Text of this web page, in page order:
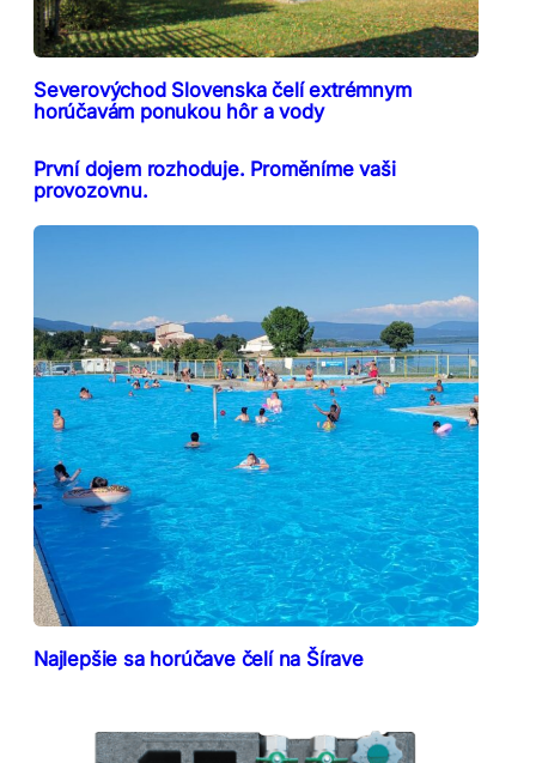
Severovýchod Slovenska čelí extrémnym
horúčavám ponukou hôr a vody
První dojem rozhoduje. Proměníme vaši
provozovnu.
Najlepšie sa horúčave čelí na Šírave